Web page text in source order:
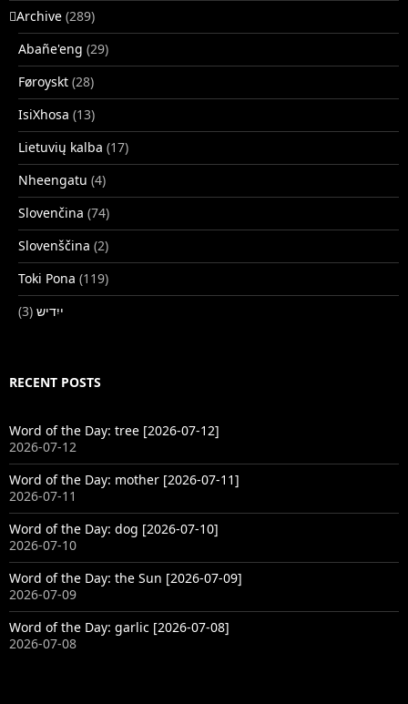
􏿽Archive (289)
Abañe'eng (29)
Føroyskt (28)
IsiXhosa (13)
Lietuvių kalba (17)
Nheengatu (4)
Slovenčina (74)
Slovenščina (2)
Toki Pona (119)
ייִדיש (3)
RECENT POSTS
Word of the Day: tree [2026-07-12]
2026-07-12
Word of the Day: mother [2026-07-11]
2026-07-11
Word of the Day: dog [2026-07-10]
2026-07-10
Word of the Day: the Sun [2026-07-09]
2026-07-09
Word of the Day: garlic [2026-07-08]
2026-07-08